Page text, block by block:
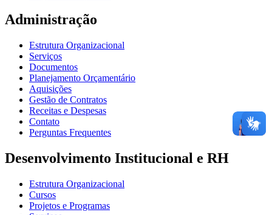
Administração
Estrutura Organizacional
Serviços
Documentos
Planejamento Orçamentário
Aquisições
Gestão de Contratos
Receitas e Despesas
Contato
Perguntas Frequentes
Desenvolvimento Institucional e RH
Estrutura Organizacional
Cursos
Projetos e Programas